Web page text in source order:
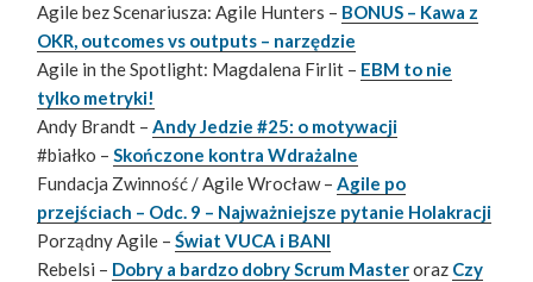
Agile bez Scenariusza: Agile Hunters – BONUS – Kawa z
OKR, outcomes vs outputs – narzędzie
Agile in the Spotlight: Magdalena Firlit – EBM to nie
tylko metryki!
Andy Brandt –Andy Jedzie #25: o motywacji
#białko –Skończone kontra Wdrażalne
Fundacja Zwinność / Agile Wrocław –Agile po
przejściach – Odc. 9 – Najważniejsze pytanie Holakracji
Porządny Agile –Świat VUCA i BANI
Rebelsi – Dobry a bardzo dobry Scrum Masteroraz Czy